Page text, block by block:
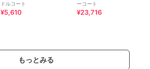
手洗い 漂白× アイロン110℃ ドラ
ポリエステル素材/
ドルコート
¥5,610
ーコート
¥23,716
もっとみる